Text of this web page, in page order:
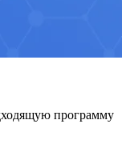
программу